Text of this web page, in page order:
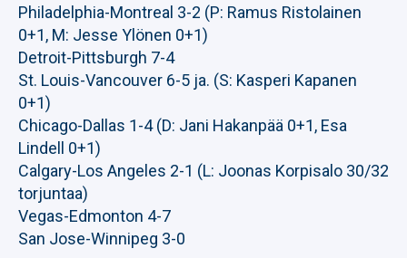
Philadelphia-Montreal 3-2 (P: Ramus Ristolainen
0+1, M: Jesse Ylönen 0+1)
Detroit-Pittsburgh 7-4
St. Louis-Vancouver 6-5 ja. (S: Kasperi Kapanen
0+1)
Chicago-Dallas 1-4 (D: Jani Hakanpää 0+1, Esa
Lindell 0+1)
Calgary-Los Angeles 2-1 (L: Joonas Korpisalo 30/32
torjuntaa)
Vegas-Edmonton 4-7
San Jose-Winnipeg 3-0